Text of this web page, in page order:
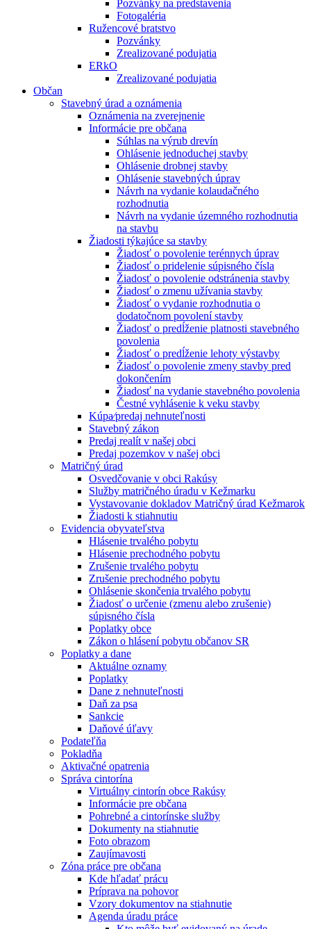
Pozvánky na predstavenia
Fotogaléria
Ružencové bratstvo
Pozvánky
Zrealizované podujatia
ERkO
Zrealizované podujatia
Občan
Stavebný úrad a oznámenia
Oznámenia na zverejnenie
Informácie pre občana
Súhlas na výrub drevín
Ohlásenie jednoduchej stavby
Ohlásenie drobnej stavby
Ohlásenie stavebných úprav
Návrh na vydanie kolaudačného
rozhodnutia
Návrh na vydanie územného rozhodnutia
na stavbu
Žiadosti týkajúce sa stavby
Žiadosť o povolenie terénnych úprav
Žiadosť o pridelenie súpisného čísla
Žiadosť o povolenie odstránenia stavby
Žiadosť o zmenu užívania stavby
Žiadosť o vydanie rozhodnutia o
dodatočnom povolení stavby
Žiadosť o predĺženie platnosti stavebného
povolenia
Žiadosť o predĺženie lehoty výstavby
Žiadosť o povolenie zmeny stavby pred
dokončením
Žiadosť na vydanie stavebného povolenia
Čestné vyhlásenie k veku stavby
Kúpa⁄predaj nehnuteľnosti
Stavebný zákon
Predaj realít v našej obci
Predaj pozemkov v našej obci
Matričný úrad
Osvedčovanie v obci Rakúsy
Služby matričného úradu v Kežmarku
Vystavovanie dokladov Matričný úrad Kežmarok
Žiadosti k stiahnutiu
Evidencia obyvateľstva
Hlásenie trvalého pobytu
Hlásenie prechodného pobytu
Zrušenie trvalého pobytu
Zrušenie prechodného pobytu
Ohlásenie skončenia trvalého pobytu
Žiadosť o určenie (zmenu alebo zrušenie)
súpisného čísla
Poplatky obce
Zákon o hlásení pobytu občanov SR
Poplatky a dane
Aktuálne oznamy
Poplatky
Dane z nehnuteľnosti
Daň za psa
Sankcie
Daňové úľavy
Podateľňa
Pokladňa
Aktivačné opatrenia
Správa cintorína
Virtuálny cintorín obce Rakúsy
Informácie pre občana
Pohrebné a cintorínske služby
Dokumenty na stiahnutie
Foto obrazom
Zaujímavosti
Zóna práce pre občana
Kde hľadať prácu
Príprava na pohovor
Vzory dokumentov na stiahnutie
Agenda úradu práce